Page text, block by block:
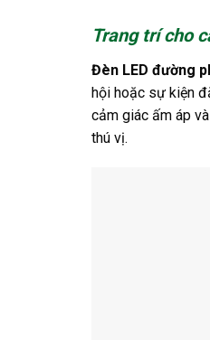
Trang trí cho
Đèn LED đường
hội hoặc sự kiện
cảm giác ấm áp
thú vị.